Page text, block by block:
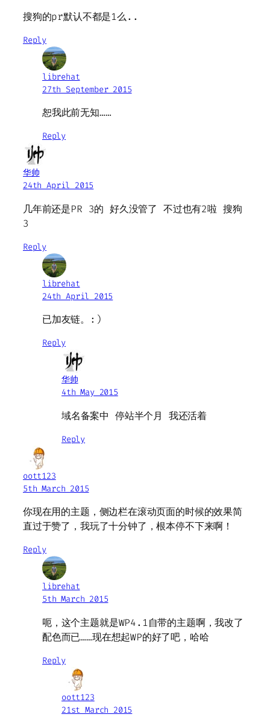
搜狗的pr默认不都是1么..
Reply
librehat
27th September 2015
恕我此前无知……
Reply
华帅
24th April 2015
几年前还是PR 3的 好久没管了 不过也有2啦 搜狗
3
Reply
librehat
24th April 2015
已加友链。:)
Reply
华帅
4th May 2015
域名备案中 停站半个月 我还活着
Reply
oott123
5th March 2015
你现在用的主题，侧边栏在滚动页面的时候的效果简
直过于赞了，我玩了十分钟了，根本停不下来啊！
Reply
librehat
5th March 2015
呃，这个主题就是WP4.1自带的主题啊，我改了
配色而已……现在想起WP的好了吧，哈哈
Reply
oott123
21st March 2015